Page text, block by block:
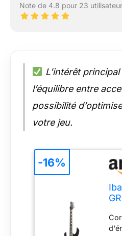
Note de 4.8 pour 23
L’intérêt
l’équilibre entre
possibilité
votre jeu.
-16%